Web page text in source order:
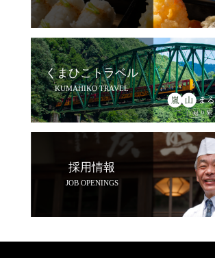
くまひこトラベル
KUMAHIKO TRAVEL
採用情報
JOB OPENINGS